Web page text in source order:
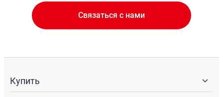
Связаться с нами
Купить